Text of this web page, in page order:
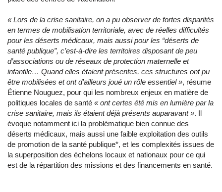
«Lors de la crise sanitaire, on a pu observer de fortes disparités
en termes de mobilisation territoriale, avec de réelles difficultés
pour les déserts médicaux, mais aussi pour les “déserts de
santé publique”, c’est-à-dire les territoires disposant de peu
d’associations ou de réseaux de protection maternelle et
infantile… Quand elles étaient présentes, ces structures ont pu
être mobilisées et ont d’ailleurs joué un rôle essentiel », résume
Étienne Nouguez, pour qui les nombreux enjeux en matière de
politiques locales de santé « ont certes été mis en lumière par la
crise sanitaire, mais ils étaient déjà présents auparavant ». Il
évoque notamment ici la problématique bien connue des
déserts médicaux, mais aussi une faible exploitation des outils
de promotion de la santé publique*, et les complexités issues de
la superposition des échelons locaux et nationaux pour ce qui
est de la répartition des missions et des financements en santé.